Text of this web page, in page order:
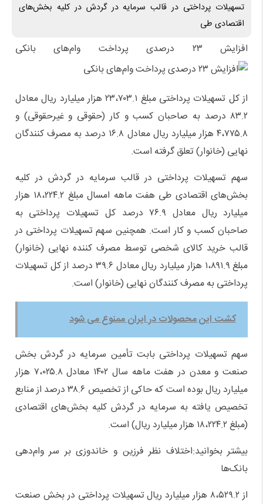
تسهیلات پرداختی در قالب سرمایه در گردش در کلیه بخش‌های
اقتصادی طی
افزایش ۲۳ درصدی پرداخت وام‌های بانکی
از کل تسهیلات پرداختی مبلغ ۲۳،۷۰۳.۱ هزار میلیارد ریال معادل
۸۳.۲ درصد به صاحبان کسب و کار (حقوقی و غیرحقوقی) و
۴،۷۷۵.۸ هزار میلیارد ریال معادل ۱۶.۸ درصد به مصرف کنندگان
نهایی (خانوار) تعلق گرفته است.
سهم تسهیلات پرداختی در قالب سرمایه در گردش در کلیه
بخش‌های اقتصادی طی هفت ماهه امسال مبلغ ۱۸،۲۲۴.۲ هزار
میلیارد ریال معادل ۷۶.۹ درصد کل تسهیلات پرداختی به
صاحبان کسب و کار است. همچنین سهم تسهیلات پرداختی در
قالب خرید کالای شخصی توسط مصرف کننده نهایی (خانوار)
مبلغ ۱،۸۹۱.۹ هزار میلیارد ریال معادل ۳۹.۶ درصد از کل تسهیلات
پرداختی به مصرف کنندگان نهایی (خانوار) است.
کشت این محصولات در ایران ممنوع می شود
سهم تسهیلات پرداختی بابت تأمین سرمایه در گردش بخش
صنعت و معدن در هفت ماهه سال ۱۴۰۲ معادل ۷،۰۲۵.۸ هزار
میلیارد ریال بوده است که حاکی از تخصیص ۳۸.۶ درصد از منابع
تخصیص یافته به سرمایه در گردش کلیه بخش‌های اقتصادی
(مبلغ ۱۸،۲۲۴.۲ هزار میلیارد ریال) است.
بیشتر بخوانید:اختلاف نظر فرزین و خاندوزی بر سر وام‌دهی
بانک‌ها
از ۸،۵۲۹.۲ هزار میلیارد ریال تسهیلات پرداختی در بخش صنعت